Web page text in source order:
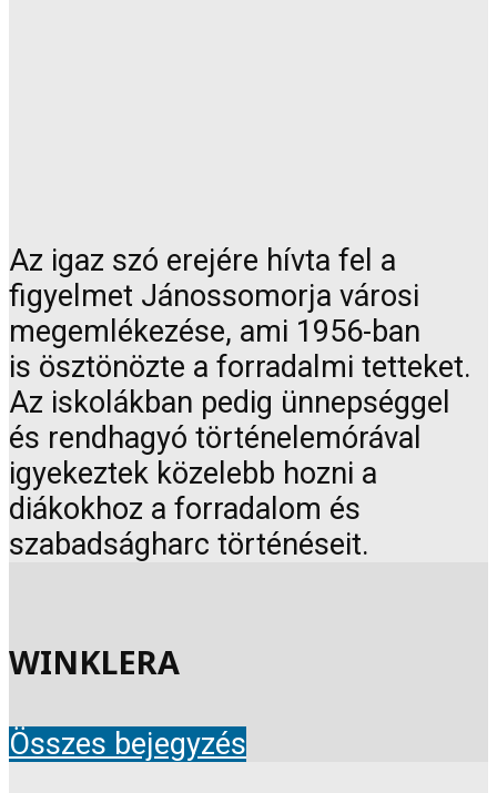
Az igaz szó erejére hívta fel a
figyelmet Jánossomorja városi
megemlékezése, ami 1956-ban
is ösztönözte a forradalmi tetteket.
Az iskolákban pedig ünnepséggel
és rendhagyó történelemórával
igyekeztek közelebb hozni a
diákokhoz a forradalom és
szabadságharc történéseit.
WINKLERA
Összes bejegyzés